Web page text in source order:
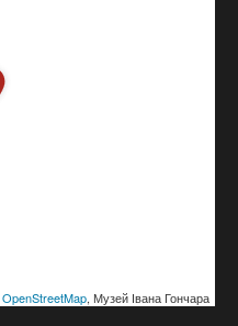
OpenStreetMap, Музей Івана Гончара